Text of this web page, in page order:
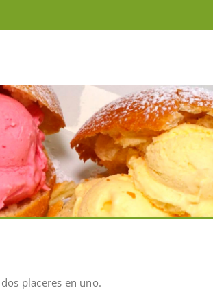
placeres en uno.